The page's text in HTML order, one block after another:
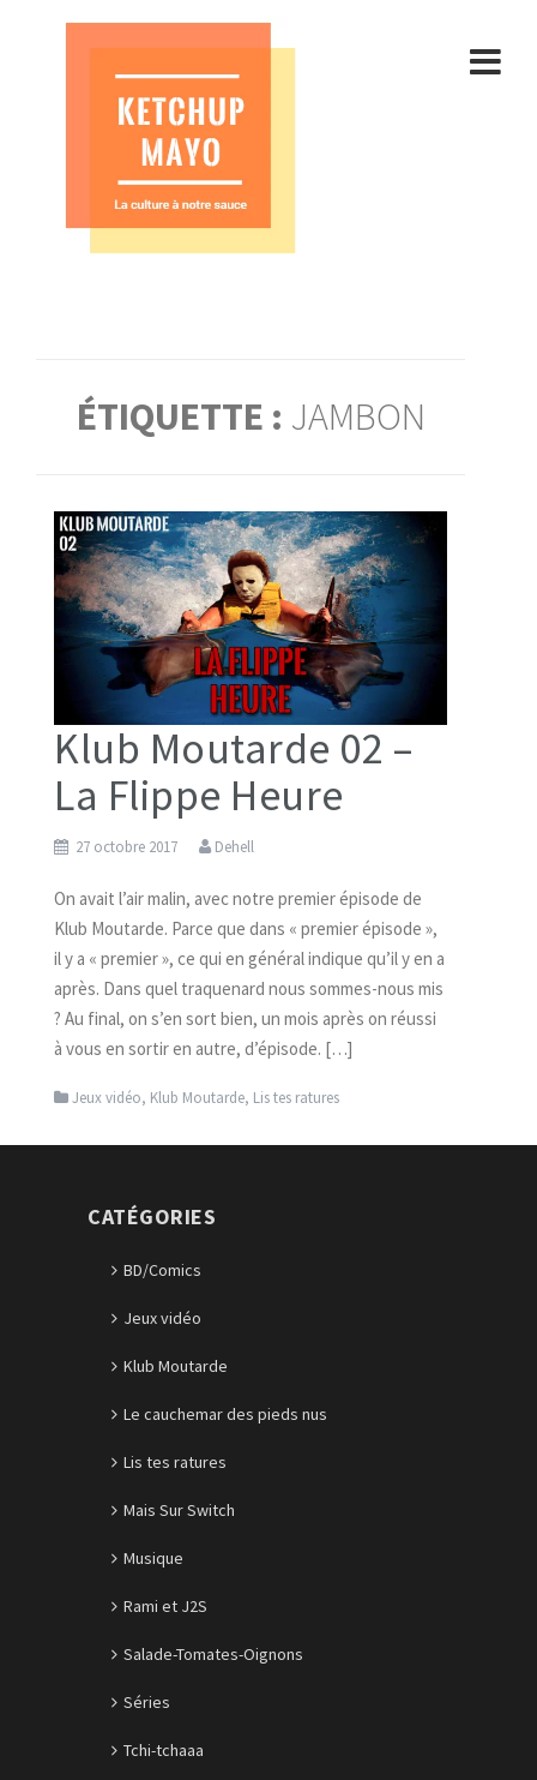
ÉTIQUETTE : JAMBON
Klub Moutarde 02 –
La Flippe Heure
27 octobre 2017 Dehell
On avait l’air malin, avec notre premier épisode de
Klub Moutarde. Parce que dans « premier épisode »,
il y a « premier », ce qui en général indique qu’il y en a
après. Dans quel traquenard nous sommes-nous mis
? Au final, on s’en sort bien, un mois après on réussi
à vous en sortir en autre, d’épisode. […]
Jeux vidéo, Klub Moutarde, Lis tes ratures
CATÉGORIES
BD/Comics
Jeux vidéo
Klub Moutarde
Le cauchemar des pieds nus
Lis tes ratures
Mais Sur Switch
Musique
Rami et J2S
Salade-Tomates-Oignons
Séries
Tchi-tchaaa